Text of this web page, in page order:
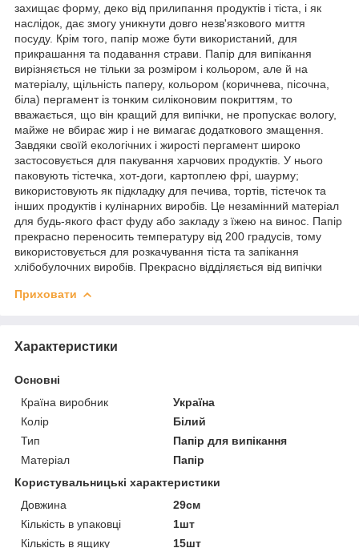
захищає форму, деко від прилипання продуктів і тіста, і як
наслідок, дає змогу уникнути довго незв'язкового миття
посуду. Крім того, папір може бути використаний, для
прикрашання та подавання страви. Папір для випікання
вирізняється не тільки за розміром і кольором, але й на
матеріалу, щільність паперу, кольором (коричнева, пісочна,
біла) пергамент із тонким силіконовим покриттям, то
вважається, що він кращий для випічки, не пропускає вологу,
майже не вбирає жир і не вимагає додаткового змащення.
Завдяки своїй екологічних і жирості пергамент широко
застосовується для пакування харчових продуктів. У нього
паковують тістечка, хот-доги, картоплею фрі, шаурму;
використовують як підкладку для печива, тортів, тістечок та
інших продуктів і кулінарних виробів. Це незамінний матеріал
для будь-якого фаст фуду або закладу з їжею на винос. Папір
прекрасно переносить температуру від 200 градусів, тому
використовується для розкачування тіста та запікання
хлібобулочних виробів. Прекрасно відділяється від випічки
Приховати
Характеристики
Основні
Країна виробник
Україна
Колір
Білий
Тип
Папір для випікання
Матеріал
Папір
Користувальницькі характеристики
Довжина
29см
Кількість в упаковці
1шт
Кількість в ящику
15шт